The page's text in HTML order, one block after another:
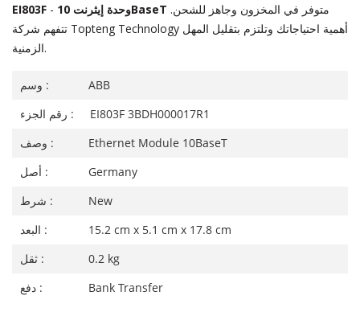
EI803F - وحدة إيثرنت 10BaseT
تتفهم شركة Topteng Technology أهمية احتياجاتك وتلتزم بتقليل المهل
الزمنية.
وسم :
ABB
رقم الجزء :
EI803F 3BDH000017R1
وصف :
Ethernet Module 10BaseT
أصل :
Germany
شرط :
New
البعد :
15.2 cm x 5.1 cm x 17.8 cm
ثقل :
0.2 kg
دفع :
Bank Transfer